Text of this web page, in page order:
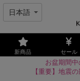
新商品 セール
お盆期間
【重要】地震